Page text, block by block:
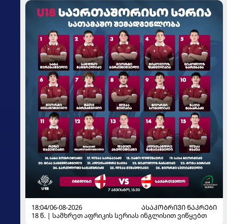
18:04/06-08-2026
ᲐᲡᲐᲙᲝᲑᲠᲘᲕᲘ ᲜᲐᲙᲠᲔᲑᲘ
18 წ. | სამხრეთ აფრიკის სერიას ინგლისით ვიწყებთ